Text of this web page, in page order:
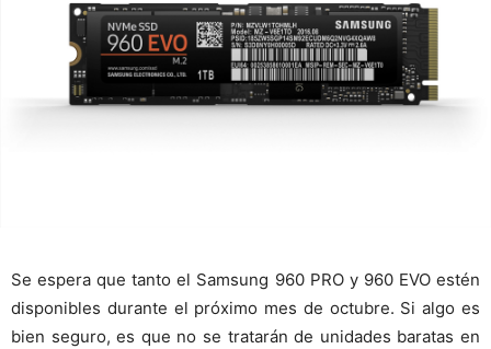
Se espera que tanto el Samsung 960 PRO y 960 EVO estén
disponibles durante el próximo mes de octubre. Si algo es
bien seguro, es que no se tratarán de unidades baratas en